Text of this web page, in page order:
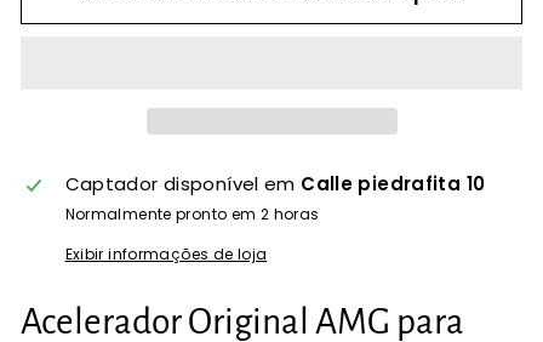
Captador disponível em Calle piedrafita 10
Normalmente pronto em 2 horas
Exibir informações de loja
Acelerador Original AMG para